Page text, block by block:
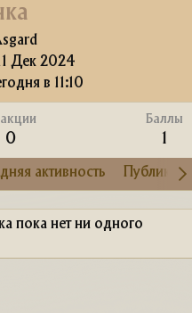
Дек 2024
в 11:10
0
Баллы
1
активность
пока нет ни одного